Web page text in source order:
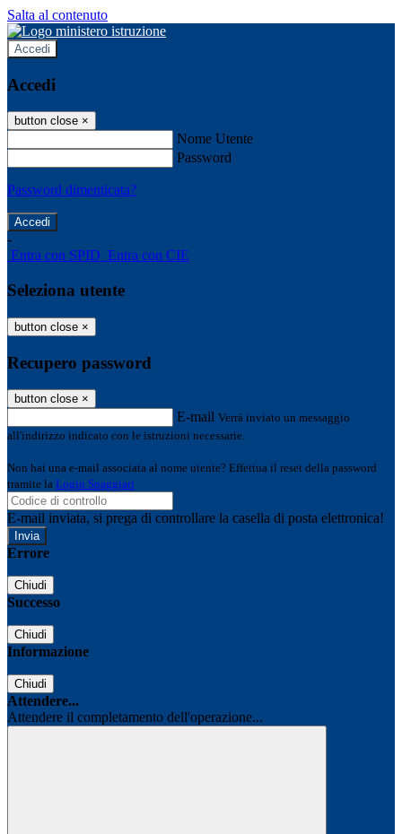
Salta al contenuto
Accedi
Accedi
button close ×
Nome Utente
Password
Password dimenticata?
-
Entra con SPID Entra con CIE
Seleziona utente
button close ×
Recupero password
button close ×
E-mail Verrà inviato un messaggio
all'indirizzo indicato con le istruzioni necessarie.
Non hai una e-mail associata al nome utente? Effettua il reset della password
tramite la Login Spaggiari
E-mail inviata, si prega di controllare la casella di posta elettronica!
Errore
Chiudi
Successo
Chiudi
Informazione
Chiudi
Attendere...
Attendere il completamento dell'operazione...